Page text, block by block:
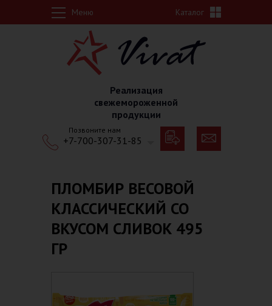
Перейти к основному содержанию
Меню Каталог
Реализация
свежемороженной
продукции
Позвоните нам
+7-700-307-31-85
ПЛОМБИР ВЕСОВОЙ
КЛАССИЧЕСКИЙ СО
ВКУСОМ СЛИВОК 495
ГР